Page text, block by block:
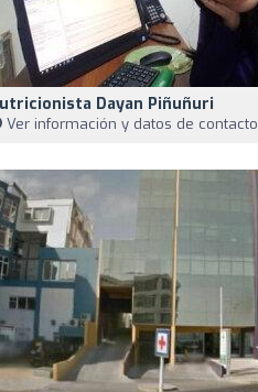
Dayan Piñuñuri
Ver información y datos de contacto